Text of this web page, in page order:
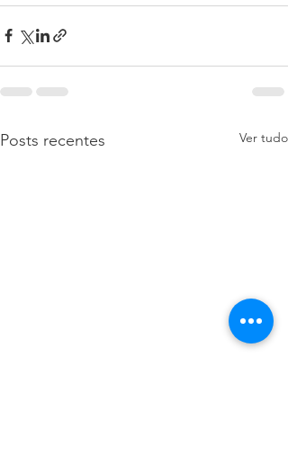
Posts recentes Ver tudo